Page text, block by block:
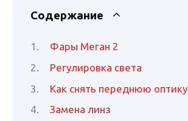
Содержание
Фары Меган 2
Регулировка света
Как снять переднюю оптику
Замена линз